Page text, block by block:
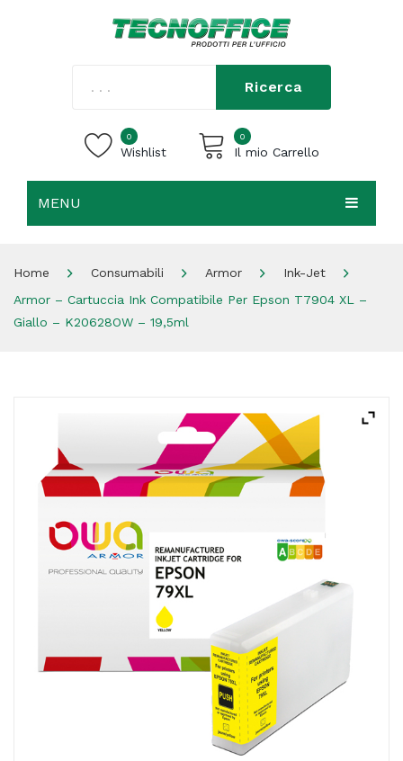
Ricerca
0
Wishlist
0
Il mio Carrello
MENU
SHOP
WISHLIST
ORDINI
Home Consumabili Armor
Ink-Jet
Armor – Cartuccia Ink Compatibile Per Epson T7904 XL –
Giallo – K20628OW – 19,5ml